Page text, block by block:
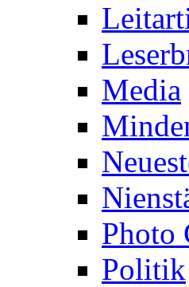
Media
Photo
Politik